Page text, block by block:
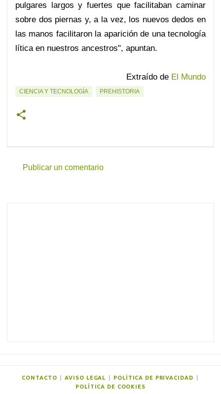
pulgares largos y fuertes que facilitaban caminar
sobre dos piernas y, a la vez, los nuevos dedos en
las manos facilitaron la aparición de una tecnología
lítica en nuestros ancestros", apuntan.
.
Extraído de El Mundo
CIENCIA Y TECNOLOGÍA PREHISTORIA
Publicar un comentario
CONTACTO AVISO LEGAL POLÍTICA DE PRIVACIDAD
POLÍTICA DE COOKIES